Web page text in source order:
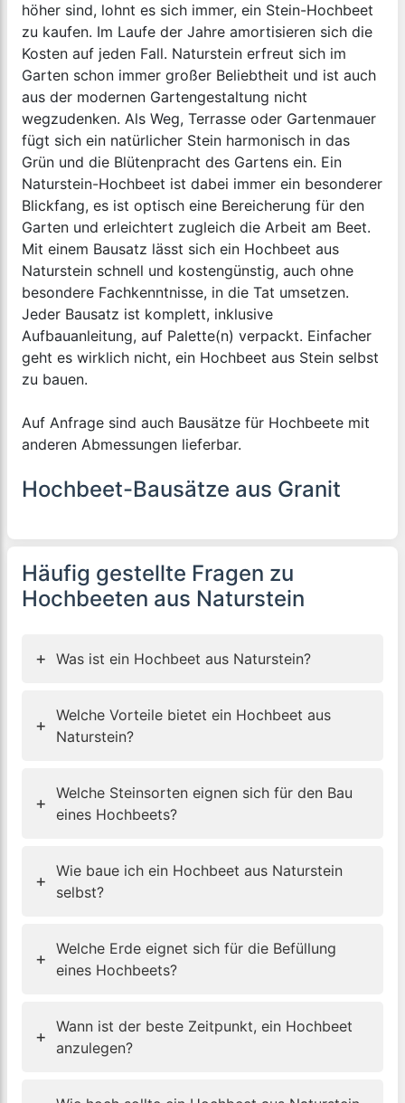
höher sind, lohnt es sich immer, ein Stein-Hochbeet
zu kaufen. Im Laufe der Jahre amortisieren sich die
Kosten auf jeden Fall. Naturstein erfreut sich im
Garten schon immer großer Beliebtheit und ist auch
aus der modernen Gartengestaltung nicht
wegzudenken. Als Weg, Terrasse oder Gartenmauer
fügt sich ein natürlicher Stein harmonisch in das
Grün und die Blütenpracht des Gartens ein. Ein
Naturstein-Hochbeet ist dabei immer ein besonderer
Blickfang, es ist optisch eine Bereicherung für den
Garten und erleichtert zugleich die Arbeit am Beet.
Mit einem Bausatz lässt sich ein Hochbeet aus
Naturstein schnell und kostengünstig, auch ohne
besondere Fachkenntnisse, in die Tat umsetzen.
Jeder Bausatz ist komplett, inklusive
Aufbauanleitung, auf Palette(n) verpackt. Einfacher
geht es wirklich nicht, ein Hochbeet aus Stein selbst
zu bauen.
Auf Anfrage sind auch Bausätze für Hochbeete mit
anderen Abmessungen lieferbar.
Hochbeet-Bausätze aus Granit
Häufig gestellte Fragen zu
Hochbeeten aus Naturstein
+ Was ist ein Hochbeet aus Naturstein?
+
Welche Vorteile bietet ein Hochbeet aus
Naturstein?
+
Welche Steinsorten eignen sich für den Bau
eines Hochbeets?
+
Wie baue ich ein Hochbeet aus Naturstein
selbst?
+
Welche Erde eignet sich für die Befüllung
eines Hochbeets?
+
Wann ist der beste Zeitpunkt, ein Hochbeet
anzulegen?